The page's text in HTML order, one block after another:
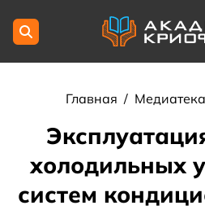
Главная / Медиатека
холодильных
систем